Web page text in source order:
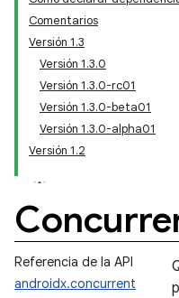
Comentarios
Versión 1.3
Versión 1.3.0
Versión 1.3.0-rc01
Versión 1.3.0-beta01
Versión 1.3.0-alpha01
Versión 1.2
Referencia de la API
androidx.concurrent